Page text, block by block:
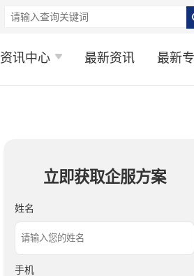
资讯中心 最新资讯 最新
立即获取企服方案
姓名
手机